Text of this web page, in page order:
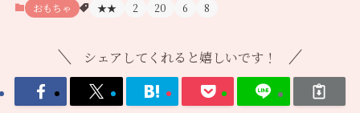
おもちゃ ★★ 2 20 6 8
シェアしてくれると嬉しいです！